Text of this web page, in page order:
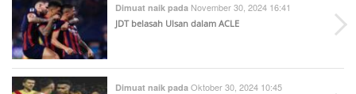
Dimuat naik pada November 30, 2024 16:41
JDT belasah Ulsan dalam ACLE
Dimuat naik pada Oktober 30, 2024 10:45